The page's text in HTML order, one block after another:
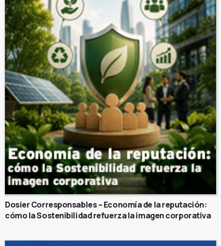
Dosier Corresponsables – Economía de la reputación:
cómo la Sostenibilidad refuerza la imagen corporativa